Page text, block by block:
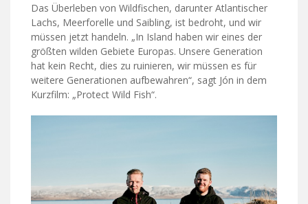
Das Überleben von Wildfischen, darunter Atlantischer
Lachs, Meerforelle und Saibling, ist bedroht, und wir
müssen jetzt handeln. „In Island haben wir eines der
größten wilden Gebiete Europas. Unsere Generation
hat kein Recht, dies zu ruinieren, wir müssen es für
weitere Generationen aufbewahren“, sagt Jón in dem
Kurzfilm: „Protect Wild Fish“.